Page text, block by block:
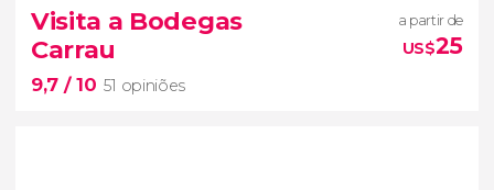
37 opiniões
Visita a Bodegas
Carrau
9,7 / 10 51 opiniões
a partir de
US$25